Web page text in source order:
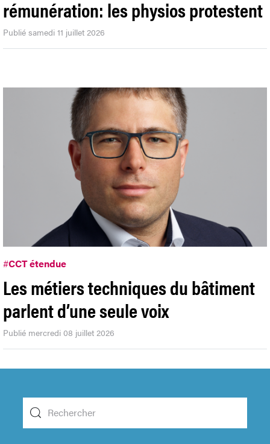
rémunération: les physios protestent
Publié samedi 11 juillet 2026
#CCT étendue
Les métiers techniques du bâtiment
parlent d’une seule voix
Publié mercredi 08 juillet 2026